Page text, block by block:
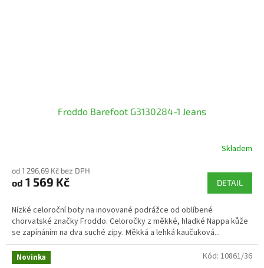
Froddo Barefoot G3130284-1 Jeans
Skladem
od 1 296,69 Kč bez DPH
od 1 569 Kč DETAIL
Nízké celoroční boty na inovované podrážce od oblíbené
chorvatské značky Froddo. Celoročky z měkké, hladké Nappa kůže
se zapínáním na dva suché zipy. Měkká a lehká kaučuková...
Novinka Kód: 10861/36